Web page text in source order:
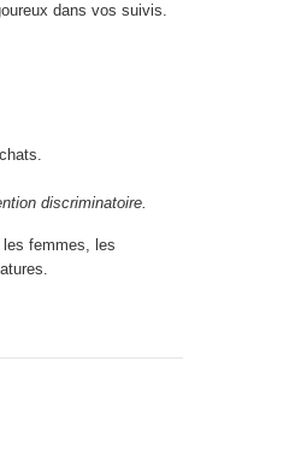
dans vos suivis.
discriminatoire.
les femmes, les